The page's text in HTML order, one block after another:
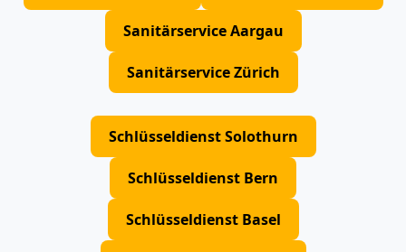
Sanitärservice Aargau
Sanitärservice Zürich
Schlüsseldienst Solothurn
Schlüsseldienst Bern
Schlüsseldienst Basel